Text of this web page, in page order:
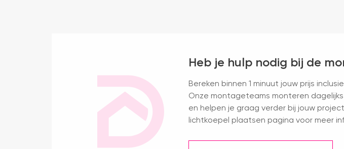
Heb je hulp nodig bij de
Bereken binnen 1 minuut jouw prijs
Onze montageteams monteren
en helpen je graag verder bij jouw
lichtkoepel plaatsen pagina voor meer